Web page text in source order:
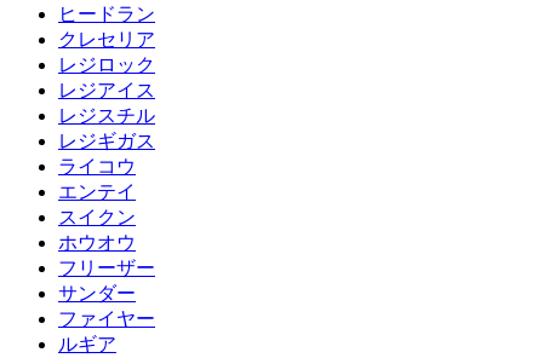
ヒードラン
クレセリア
レジロック
レジアイス
レジスチル
レジギガス
ライコウ
エンテイ
スイクン
ホウオウ
フリーザー
サンダー
ファイヤー
ルギア